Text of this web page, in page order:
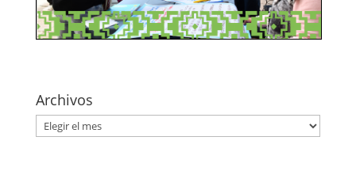
Archivos
Archivos